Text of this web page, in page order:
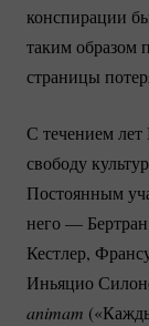
конспирации
таким образом
страницы
С течением лет
свободу
Постоянным
него —
Кестлер,
Иньяцио
animam